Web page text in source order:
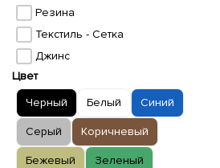
Резина
Текстиль - Сетка
Джинс
Цвет
Черный
Белый Синий
Серый Коричневый
Бежевый Зеленый